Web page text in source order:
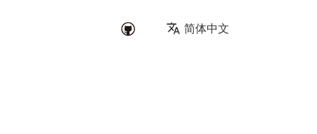
简体中文